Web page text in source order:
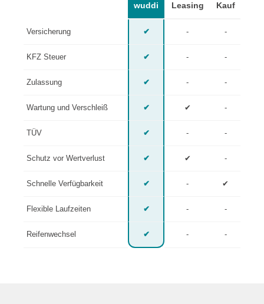
wuddi Leasing Kauf
Versicherung ✔ - -
KFZ Steuer ✔ - -
Zulassung ✔ - -
Wartung und Verschleiß ✔ ✔ -
TÜV ✔ - -
Schutz vor Wertverlust ✔ ✔ -
Schnelle Verfügbarkeit ✔ - ✔
Flexible Laufzeiten ✔ - -
Reifenwechsel ✔ - -